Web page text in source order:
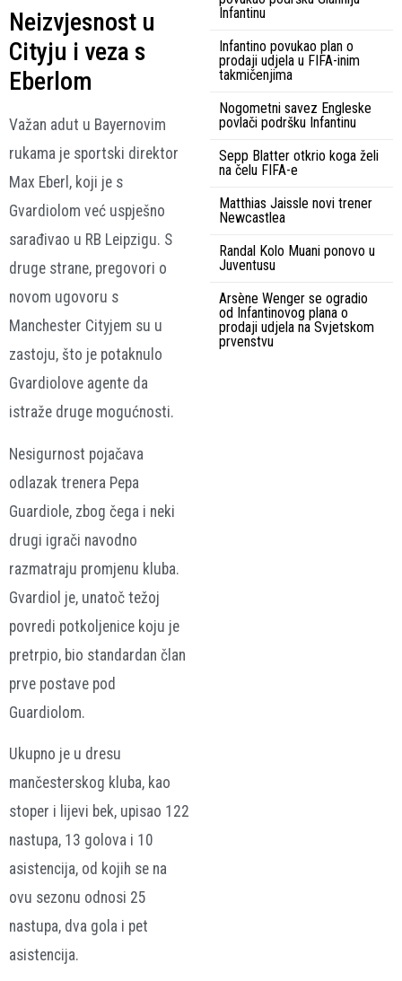
Neizvjesnost u
Cityju i veza s
Eberlom
Važan adut u Bayernovim
rukama je sportski direktor
Max Eberl, koji je s
Gvardiolom već uspješno
sarađivao u RB Leipzigu. S
druge strane, pregovori o
novom ugovoru s
Manchester Cityjem su u
zastoju, što je potaknulo
Gvardiolove agente da
istraže druge mogućnosti.
Nesigurnost pojačava
odlazak trenera Pepa
Guardiole, zbog čega i neki
drugi igrači navodno
razmatraju promjenu kluba.
Gvardiol je, unatoč težoj
povredi potkoljenice koju je
pretrpio, bio standardan član
prve postave pod
Guardiolom.
Ukupno je u dresu
mančesterskog kluba, kao
stoper i lijevi bek, upisao 122
nastupa, 13 golova i 10
asistencija, od kojih se na
ovu sezonu odnosi 25
nastupa, dva gola i pet
asistencija.
Infantinu
Infantino povukao plan o
prodaji udjela u FIFA-inim
takmičenjima
Nogometni savez Engleske
povlači podršku Infantinu
Sepp Blatter otkrio koga želi
na čelu FIFA-e
Matthias Jaissle novi trener
Newcastlea
Randal Kolo Muani ponovo u
Juventusu
Arsène Wenger se ogradio
od Infantinovog plana o
prodaji udjela na Svjetskom
prvenstvu